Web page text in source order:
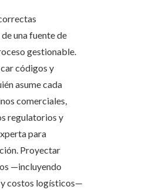
una fuente de
gestionable.
códigos y
asume cada
comerciales,
regulatorios y
para
Proyectar
—incluyendo
y costos logísticos—